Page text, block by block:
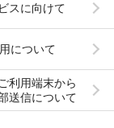
スに向けて
について
利用端末から
送信について